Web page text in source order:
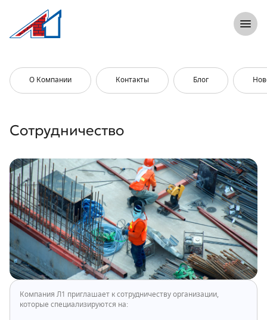
Л1 Строительная компания №1
Сотрудничество
Типы недвижимости
О Компании Контакты Блог
Сотрудничество
Компания Л1 приглашает к сотрудничеству организации,
которые специализируются на: